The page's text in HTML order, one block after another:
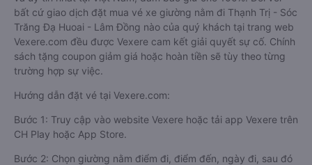
bất cứ giao dịch đặt mua vé xe giường nằm đi Thạnh Trị - Sóc
Trăng Đạ Huoai - Lâm Đồng nào của quý khách tại trang web
Vexere.com đều được Vexere cam kết giải quyết sự cố. Chính
sách tặng coupon giảm giá hoặc hoàn tiền sẽ tùy theo từng
trường hợp sự việc.
Hướng dẫn đặt vé tại Vexere.com:
Bước 1: Truy cập vào website Vexere hoặc tải app Vexere trên
CH Play hoặc App Store.
Bước 2: Chọn giường nằm điểm đi, điểm đến, ngày đi, sau đó